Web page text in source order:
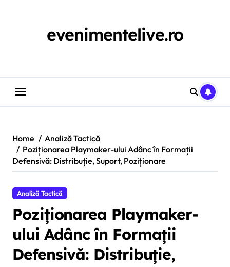
evenimentelive.ro
Home
Analiză Tactică
Poziționarea Playmaker-ului Adânc în Formații
Defensivă: Distribuție, Suport, Poziționare
Analiză Tactică
Poziționarea Playmaker-
ului Adânc în Formații
Defensivă: Distribuție,